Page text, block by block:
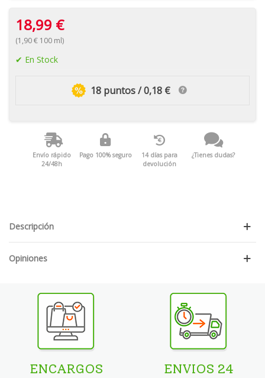
18,99 €
(1,90 € 100 ml)
En Stock
18 puntos / 0,18 €
Envío rápido
24/48h
Pago 100% seguro
14 días para
devolución
¿Tienes dudas?
Descripción
Opiniones
ENCARGOS
ENVIOS 24